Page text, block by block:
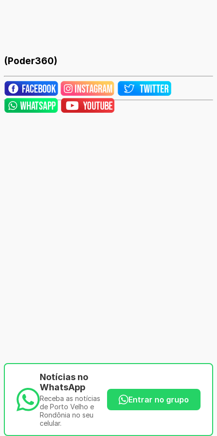
(Poder360)
Notícias no
WhatsApp
Receba as notícias
de Porto Velho e
Rondônia no seu
celular.
Entrar no grupo